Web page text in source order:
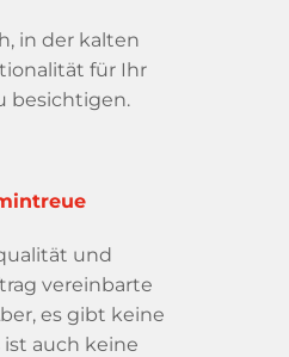
in der kalten
für Ihr
besichtigen.
und
vereinbarte
es gibt keine
auch keine